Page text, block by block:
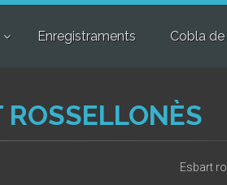
Enregistraments Cobla
ROSSELLONÈS
Esbart